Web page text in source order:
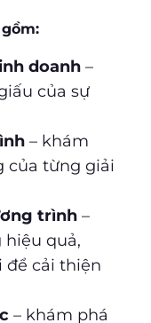
doanh –
của sự
– khám
của từng giải
trình –
quả,
để cải thiện
– khám phá